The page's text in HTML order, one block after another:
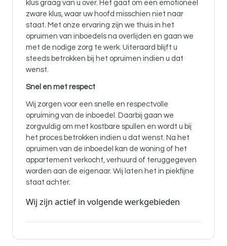
klus graag van u over. Het gaat om een emotioneel
zware klus, waar uw hoofd misschien niet naar
staat. Met onze ervaring zijn we thuis in het
opruimen van inboedels na overlijden en gaan we
met de nodige zorg te werk. Uiteraard blijft u
steeds betrokken bij het opruimen indien u dat
wenst.
Snel en met respect
Wij zorgen voor een snelle en respectvolle
opruiming van de inboedel. Daarbij gaan we
zorgvuldig om met kostbare spullen en wordt u bij
het proces betrokken indien u dat wenst. Na het
opruimen van de inboedel kan de woning of het
appartement verkocht, verhuurd of teruggegeven
worden aan de eigenaar. Wij laten het in piekfijne
staat achter.
Wij zijn actief in volgende werkgebieden